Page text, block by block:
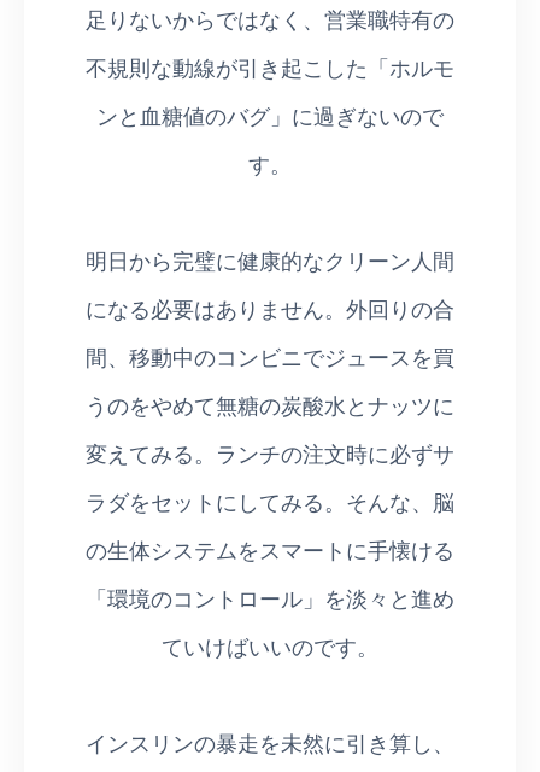
足りないからではなく、営業職特有の
不規則な動線が引き起こした「ホルモ
ンと血糖値のバグ」に過ぎないので
す。
明日から完璧に健康的なクリーン人間
になる必要はありません。外回りの合
間、移動中のコンビニでジュースを買
うのをやめて無糖の炭酸水とナッツに
変えてみる。ランチの注文時に必ずサ
ラダをセットにしてみる。そんな、脳
の生体システムをスマートに手懐ける
「環境のコントロール」を淡々と進め
ていけばいいのです。
インスリンの暴走を未然に引き算し、